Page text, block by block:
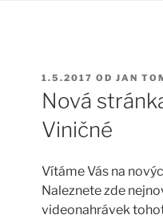
PUBLIKOVÁNO
1.5.2017 OD JAN
Nová
Viničné
Vítáme Vás na
Naleznete zde
videonahrávek